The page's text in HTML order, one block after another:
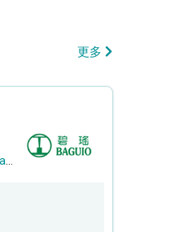
更多
Baguio Cleaning Services Company Limited